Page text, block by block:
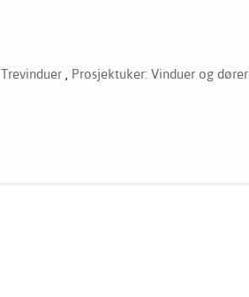
Trevinduer , Prosjektuker: Vinduer og dører